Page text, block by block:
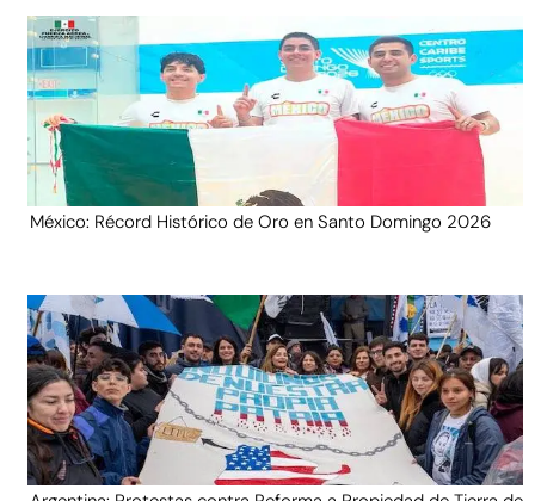
México: Récord Histórico de Oro en Santo Domingo 2026